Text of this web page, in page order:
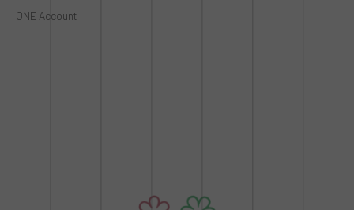
ONE Account